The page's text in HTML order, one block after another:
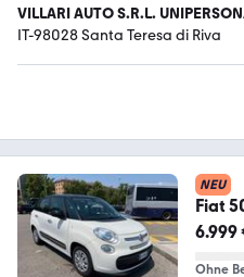
VILLARI AUTO S.R.L.
IT-98028 Santa Teresa di Riva
NEU
Fiat
6.999
Ohne